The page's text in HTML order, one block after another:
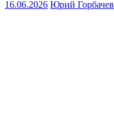
16.06.2026 Юрий Горбачев